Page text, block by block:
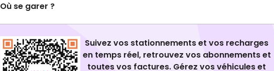
Où se garer ?
Suivez vos stationnements et vos recharges
en temps réel, retrouvez vos abonnements et
toutes vos factures. Gérez vos véhicules et